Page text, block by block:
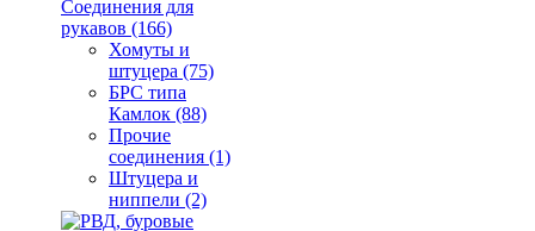
Соединения для
рукавов (166)
Хомуты и
штуцера (75)
БРС типа
Камлок (88)
Прочие
соединения (1)
Штуцера и
ниппели (2)